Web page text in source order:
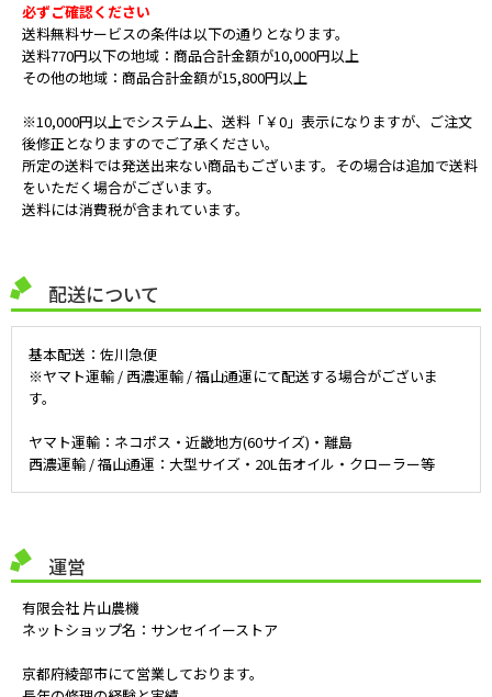
必ずご確認ください
送料無料サービスの条件は以下の通りとなります。
送料770円以下の地域：商品合計金額が10,000円以上
その他の地域：商品合計金額が15,800円以上
※10,000円以上でシステム上、送料「￥0」表示になりますが、ご注文
後修正となりますのでご了承ください。
所定の送料では発送出来ない商品もございます。その場合は追加で送料
をいただく場合がございます。
送料には消費税が含まれています。
配送について
基本配送：佐川急便
※ヤマト運輸 / 西濃運輸 / 福山通運にて配送する場合がございま
す。
ヤマト運輸：ネコポス・近畿地方(60サイズ)・離島
西濃運輸 / 福山通運：大型サイズ・20L缶オイル・クローラー等
運営
有限会社 片山農機
ネットショップ名：サンセイイーストア
京都府綾部市にて営業しております。